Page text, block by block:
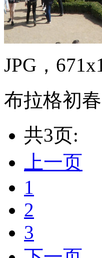
JPG，
布拉格初
共3页:
上一页
1
2
3